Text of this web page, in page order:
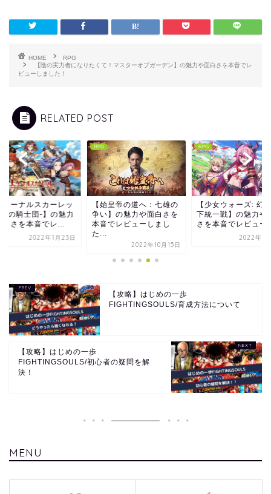
HOME
RPG
【陰の実力者になりたくて！マスターオブガーデン】の魅力や面白さを本音でレ
ビューしました！
RELATED POST
皇帝の道へ：七雄の
】の魅力や面白さを
でレビューしまし
RPG
【少女ウォーズ: 幻想天
下統一戦】の魅力や面白
さを本音でレビューし...
RPG
【超次元彼女：神姫
の幻想楽園】の魅力
白さを本音でレビュ
【攻略】はじめの一歩
FIGHTINGSOULS/育成方法について
【攻略】はじめの一歩
FIGHTINGSOULS/初心者の疑問を解
決！
MENU